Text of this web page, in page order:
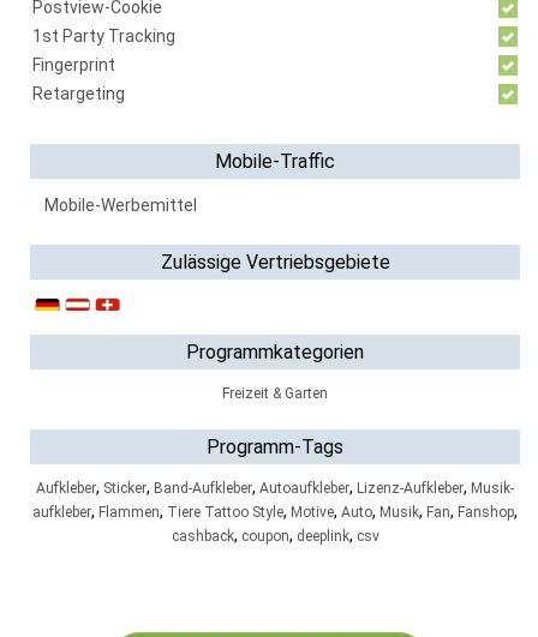
Postview-Cookie
1st Party Tracking
Fingerprint
Retargeting
Mobile-Traffic
Mobile-Werbemittel
Zulässige Vertriebsgebiete
Programmkategorien
Freizeit & Garten
Programm-Tags
Aufkleber, Sticker, Band-Aufkleber, Autoaufkleber, Lizenz-Aufkleber, Musik-
aufkleber, Flammen, Tiere Tattoo Style, Motive, Auto, Musik, Fan, Fanshop,
cashback, coupon, deeplink, csv